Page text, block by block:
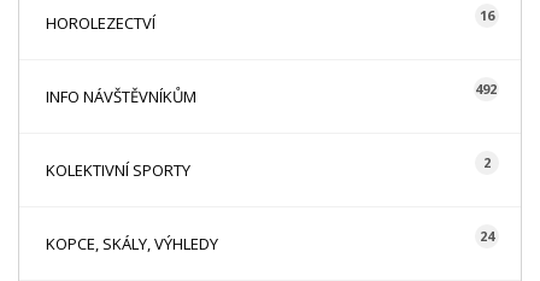
HOROLEZECTVÍ 16
INFO NÁVŠTĚVNÍKŮM 492
KOLEKTIVNÍ SPORTY 2
KOPCE, SKÁLY, VÝHLEDY 24